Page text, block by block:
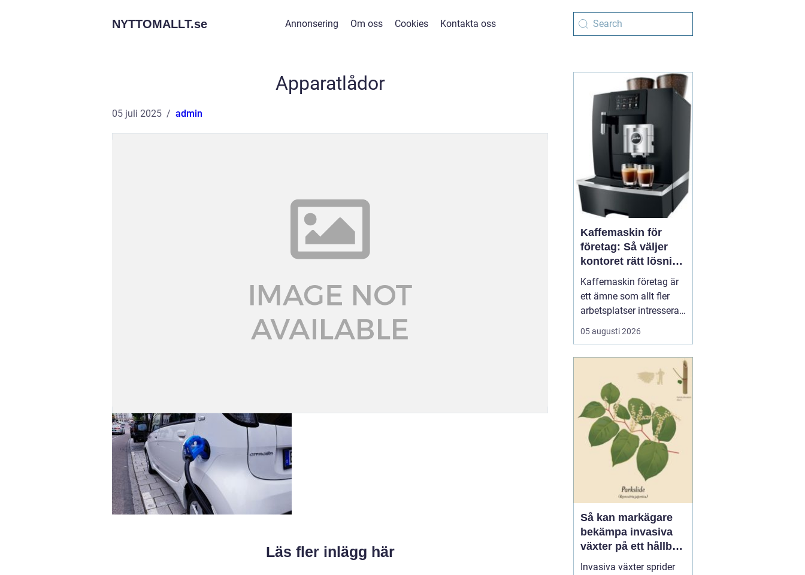
NYTTOMALLT.se Annonsering Om oss Cookies Kontakta oss
Apparatlådor
05 juli 2025 admin
Läs fler inlägg här
Kaffemaskin för
företag: Så väljer
kontoret rätt lösning
för kaffe på jobbet
Kaffemaskin företag är
ett ämne som allt fler
arbetsplatser intresserar
sig för när de vill höja
trivsel och effektivitet på
arbetsdagen, och många
medarbetare up...
05 augusti 2026
Så kan markägare
bekämpa invasiva
växter på ett hållbart
sätt
Invasiva växter sprider